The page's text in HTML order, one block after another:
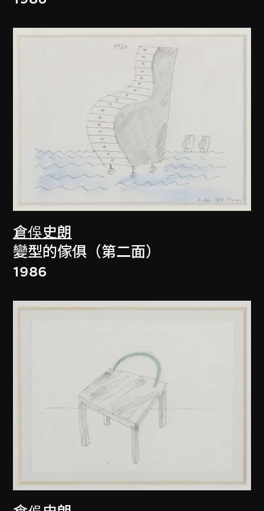
倉俁史朗
變型的傢俱（第二面）
1986